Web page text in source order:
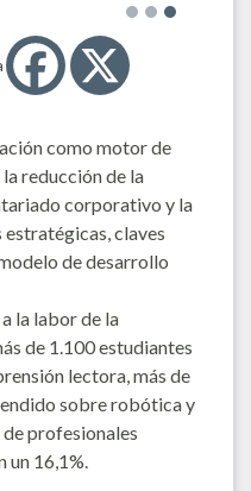
como motor de
reducción de la
corporativo y la
estratégicas, claves
de desarrollo
la labor de la
de 1.100 estudiantes
lectora, más de
sobre robótica y
profesionales
un 16,1%.